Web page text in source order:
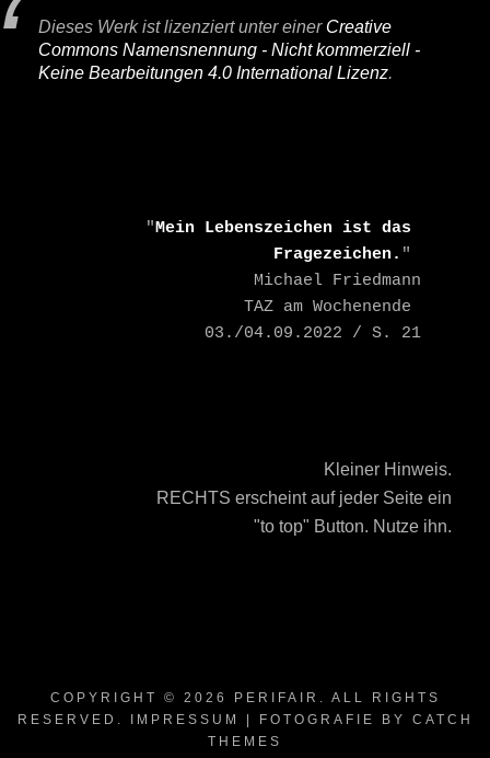
I
Dieses Werk ist lizenziert unter einer Creative
Commons Namensnennung - Nicht kommerziell -
Keine Bearbeitungen 4.0 International Lizenz.
    "
Mein Lebenszeichen ist das
Fragezeichen. "
03./04.09.2022 / S. 21
Kleiner Hinweis.
RECHTS erscheint auf jeder Seite ein
"to top" Button. Nutze ihn.
COPYRIGHT © 2026 PERIFAIR . ALL RIGHTS
RESERVED.
IMPRESSUM | FOTOGRAFIE BY CATCH
THEMES